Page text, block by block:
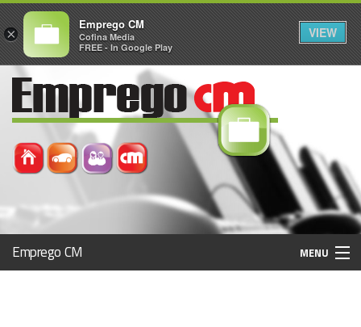
Emprego CM MENU
×
Emprego CM
Cofina Media
FREE - In Google Play
VIEW